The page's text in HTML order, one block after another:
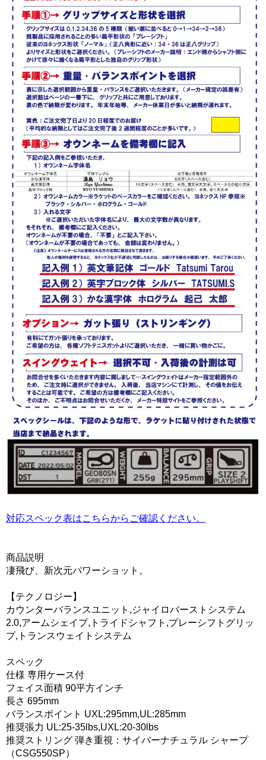
対応スペック表はこちらからご確認ください。
商品説明
凄飛び、新次元パワーショット。
【テクノロジー】
カウンターバランスユニット,ジャイロバーストシステム
2.0,アームシェイプ,トライドシャフト,プレーシフトグリッ
プ,トランスウェイトシステム
スペック
仕様 専用ケース付
フェイス面積 90平方インチ
長さ 695mm
バランスポイント UXL:295mm,UL:285mm
推奨張力 UL:25-35lbs,UXL:20-30lbs
推奨ストリング 弾き重視：サイバーナチュラル シャープ
（CSG550SP）